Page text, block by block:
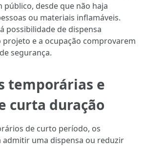
público, desde que não haja
ou materiais inflamáveis.
possibilidade de dispensa
projeto e a ocupação comprovarem
segurança.
temporárias e
curta duração
de curto período, os
admitir uma dispensa ou reduzir